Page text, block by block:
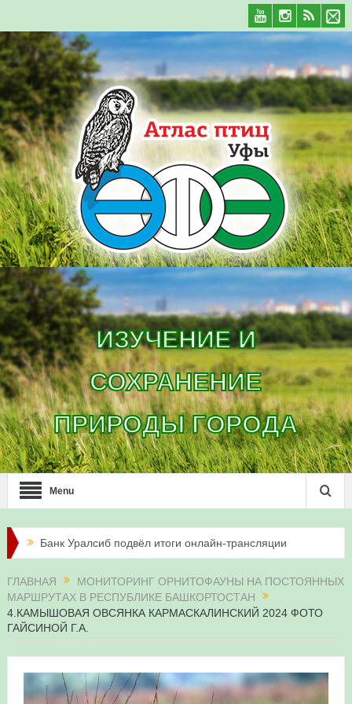
ИЗУЧЕНИЕ И
СОХРАНЕНИЕ
ПРИРОДЫ ГОРОДА
Menu
Банк Уралсиб подвёл итоги онлайн-трансляции
Итоги акции «Соловьиные вечера-2026» в
Республике Башкортостан
кольца
ГЛАВНАЯ
МОНИТОРИНГ ОРНИТОФАУНЫ НА ПОСТОЯННЫХ
МАРШРУТАХ В РЕСПУБЛИКЕ БАШКОРТОСТАН
4.КАМЫШОВАЯ ОВСЯНКА КАРМАСКАЛИНСКИЙ 2024 ФОТО
ГАЙСИНОЙ Г.А.